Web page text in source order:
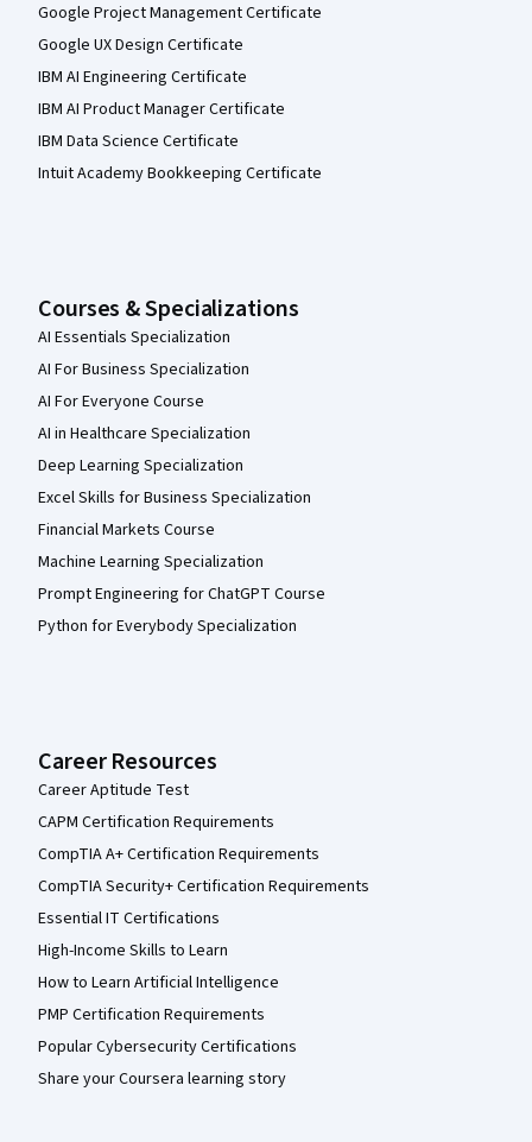
Google Project Management Certificate
Google UX Design Certificate
IBM AI Engineering Certificate
IBM AI Product Manager Certificate
IBM Data Science Certificate
Intuit Academy Bookkeeping Certificate
Courses & Specializations
AI Essentials Specialization
AI For Business Specialization
AI For Everyone Course
AI in Healthcare Specialization
Deep Learning Specialization
Excel Skills for Business Specialization
Financial Markets Course
Machine Learning Specialization
Prompt Engineering for ChatGPT Course
Python for Everybody Specialization
Career Resources
Career Aptitude Test
CAPM Certification Requirements
CompTIA A+ Certification Requirements
CompTIA Security+ Certification Requirements
Essential IT Certifications
High-Income Skills to Learn
How to Learn Artificial Intelligence
PMP Certification Requirements
Popular Cybersecurity Certifications
Share your Coursera learning story